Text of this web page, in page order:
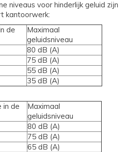
niveaus voor hinderlijk geluid zijn
kantoorwerk:
de
Maximaal
geluidsniveau
80 dB (A)
75 dB (A)
55 dB (A)
35 dB (A)
in de
Maximaal
geluidsniveau
80 dB (A)
75 dB (A)
65 dB (A)